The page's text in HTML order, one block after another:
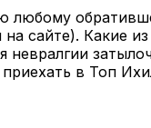
сайте). Какие
невралгии
в Топ